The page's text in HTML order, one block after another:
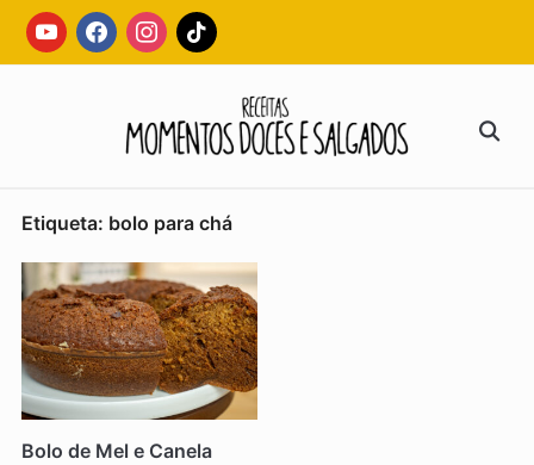
Skipyoutubefacebookinstagram
tiktok
Search
for:
Etiqueta: bolo para chá
Bolo de Mel e Canela